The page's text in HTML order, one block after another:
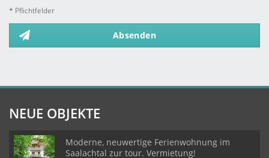
* Pflichtfelder
Absenden
NEUE OBJEKTE
Moderne, neuwertige Ferienwohnung im
Saalachtal zur tour. Vermietung!